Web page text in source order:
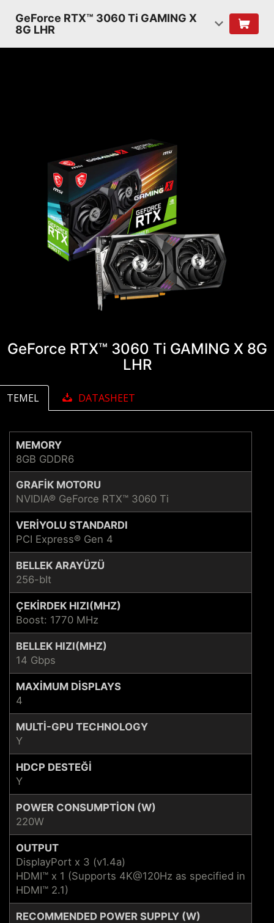
GeForce RTX™ 3060 Ti GAMING X
8G LHR
GeForce RTX™ 3060 Ti GAMING X 8G
LHR
TEMEL DATASHEET
MEMORY
8GB GDDR6
GRAFIK MOTORU
NVIDIA® GeForce RTX™ 3060 Ti
VERIYOLU STANDARDI
PCI Express® Gen 4
BELLEK ARAYÜZÜ
256-bIt
ÇEKIRDEK HIZI(MHZ)
Boost: 1770 MHz
BELLEK HIZI(MHZ)
14 Gbps
MAXIMUM DISPLAYS
4
MULTI-GPU TECHNOLOGY
Y
HDCP DESTEĞI
Y
POWER CONSUMPTION (W)
220W
OUTPUT
DisplayPort x 3 (v1.4a)
HDMI™ x 1 (Supports 4K@120Hz as specified in
HDMI™ 2.1)
RECOMMENDED POWER SUPPLY (W)